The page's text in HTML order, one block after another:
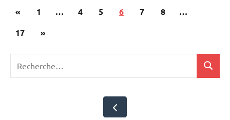
Pagination
des
«Publications
1 … 4 5 6 7 8
…
17
Articles
»